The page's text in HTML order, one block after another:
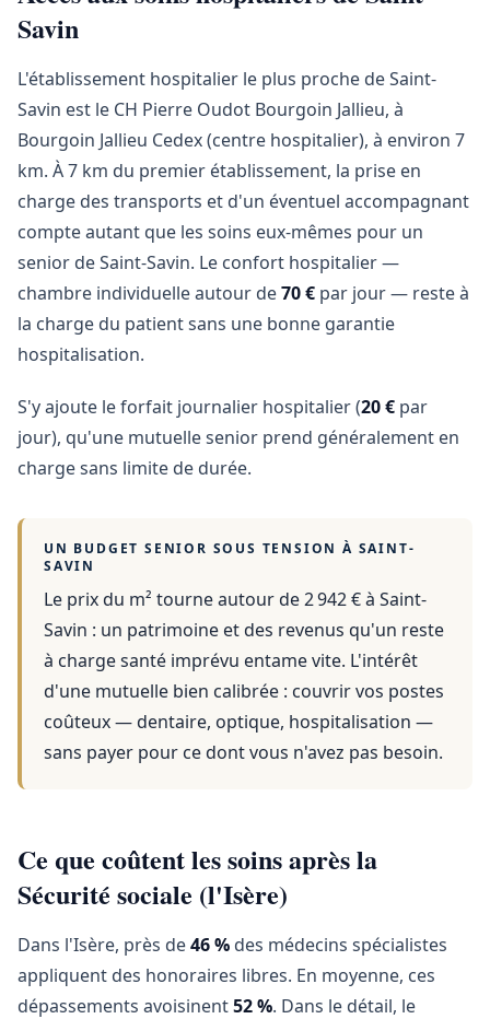
Savin
L'établissement hospitalier le plus proche de Saint-
Savin est le CH Pierre Oudot Bourgoin Jallieu, à
Bourgoin Jallieu Cedex (centre hospitalier), à environ 7
km. À 7 km du premier établissement, la prise en
charge des transports et d'un éventuel accompagnant
compte autant que les soins eux-mêmes pour un
senior de Saint-Savin. Le confort hospitalier —
chambre individuelle autour de70 € par jour — reste à
la charge du patient sans une bonne garantie
hospitalisation.
S'y ajoute le forfait journalier hospitalier (20 € par
jour), qu'une mutuelle senior prend généralement en
charge sans limite de durée.
UN BUDGET SENIOR SOUS TENSION À SAINT-
SAVIN
Le prix du m² tourne autour de 2 942 €à Saint-
Savin : un patrimoine et des revenus qu'un reste
à charge santé imprévu entame vite. L'intérêt
d'une mutuelle bien calibrée : couvrir vos postes
coûteux — dentaire, optique, hospitalisation —
sans payer pour ce dont vous n'avez pas besoin.
Ce que coûtent les soins après la
Sécurité sociale (l'Isère)
Dans l'Isère, près de46 % des médecins spécialistes
appliquent des honoraires libres. En moyenne, ces
dépassements avoisinent52 %. Dans le détail, le